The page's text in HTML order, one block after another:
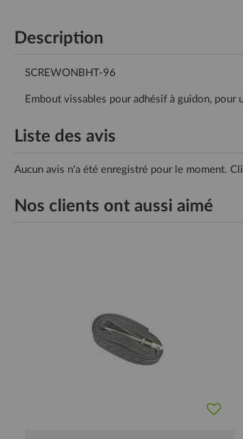
Description
SCREWONBHT-96
Embout vissables pour adhésif à guidon, pour
Liste des avis
Aucun avis n'a été enregistré pour le moment.
Nos clients ont aussi aimé